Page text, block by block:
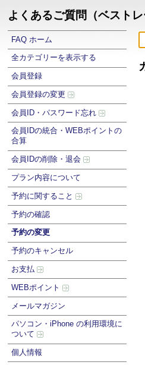
よくあるご質問（ベストレ
FAQ ホーム
全カテゴリーを表示する
会員登録
会員登録の変更
会員ID・パスワード忘れ
会員IDの統合・WEBポイントの
合算
会員IDの削除・退会
プラン内容について
予約に関すること
予約の確認
予約の変更
予約のキャンセル
お支払
WEBポイント
メールマガジン
パソコン・iPhone の利用環境に
ついて
個人情報